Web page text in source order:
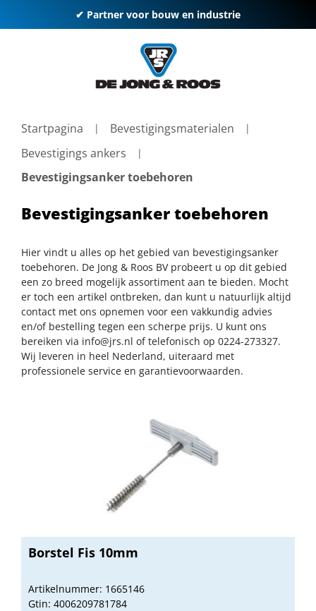
✔ Partner voor bouw en industrie
Startpagina
Bevestigingsmaterialen
Bevestigings ankers
Bevestigingsanker toebehoren
Bevestigingsanker toebehoren
Hier vindt u alles op het gebied van bevestigingsanker
toebehoren. De Jong & Roos BV probeert u op dit gebied
een zo breed mogelijk assortiment aan te bieden. Mocht
er toch een artikel ontbreken, dan kunt u natuurlijk altijd
contact met ons opnemen voor een vakkundig advies
en/of bestelling tegen een scherpe prijs. U kunt ons
bereiken via info@jrs.nl of telefonisch op 0224-273327.
Wij leveren in heel Nederland, uiteraard met
professionele service en garantievoorwaarden.
Borstel Fis 10mm
Artikelnummer: 1665146
Gtin: 4006209781784